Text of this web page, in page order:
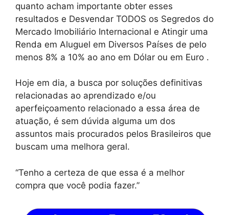
quanto acham importante obter esses
resultados e Desvendar TODOS os Segredos do
Mercado Imobiliário Internacional e Atingir uma
Renda em Aluguel em Diversos Países de pelo
menos 8% a 10% ao ano em Dólar ou em Euro .
Hoje em dia, a busca por soluções definitivas
relacionadas ao aprendizado e/ou
aperfeiçoamento relacionado a essa área de
atuação, é sem dúvida alguma um dos
assuntos mais procurados pelos Brasileiros que
buscam uma melhora geral.
“Tenho a certeza de que essa é a melhor
compra que você podia fazer.”